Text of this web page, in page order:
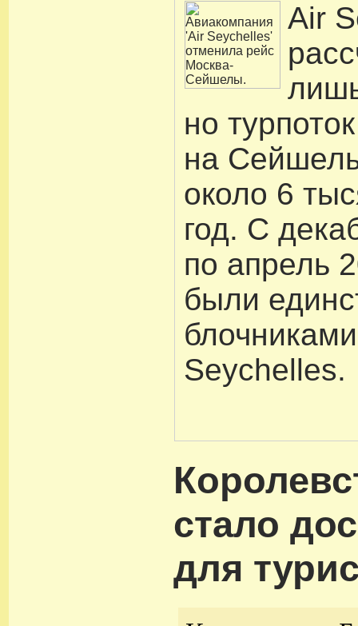
Air
но
на
около 6
год. С
по апрель
были
Seychelles.
стало
для